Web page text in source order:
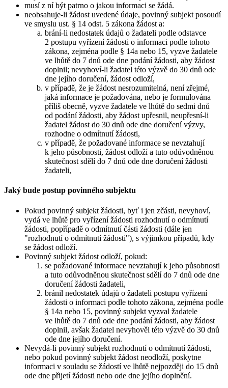
musí z ní být patrno o jakou informaci se žádá.
neobsahuje-li žádost uvedené údaje, povinný subjekt posoudí
ve smyslu ust. § 14 odst. 5 zákona žádost a:
brání-li nedostatek údajů o žadateli podle odstavce
2 postupu vyřízení žádosti o informaci podle tohoto
zákona, zejména podle § 14a nebo 15, vyzve žadatele
ve lhůtě do 7 dnů ode dne podání žádosti, aby žádost
doplnil; nevyhoví-li žadatel této výzvě do 30 dnů ode
dne jejího doručení, žádost odloží,
v případě, že je žádost nesrozumitelná, není zřejmé,
jaká informace je požadována, nebo je formulována
příliš obecně, vyzve žadatele ve lhůtě do sedmi dnů
od podání žádosti, aby žádost upřesnil, neupřesní-li
žadatel žádost do 30 dnů ode dne doručení výzvy,
rozhodne o odmítnutí žádosti,
v případě, že požadované informace se nevztahují
k jeho působnosti, žádost odloží a tuto odůvodněnou
skutečnost sdělí do 7 dnů ode dne doručení žádosti
žadateli,
Jaký bude postup povinného subjektu
Pokud povinný subjekt žádosti, byť i jen zčásti, nevyhoví,
vydá ve lhůtě pro vyřízení žádosti rozhodnutí o odmítnutí
žádosti, popřípadě o odmítnutí části žádosti (dále jen
"rozhodnutí o odmítnutí žádosti"), s výjimkou případů, kdy
se žádost odloží.
Povinný subjekt žádost odloží, pokud:
se požadované informace nevztahují k jeho působnosti
a tuto odůvodněnou skutečnost sdělí do 7 dnů ode dne
doručení žádosti žadateli,
bránil nedostatek údajů o žadateli postupu vyřízení
žádosti o informaci podle tohoto zákona, zejména podle
§ 14a nebo 15, povinný subjekt vyzval žadatele
ve lhůtě do 7 dnů ode dne podání žádosti, aby žádost
doplnil, avšak žadatel nevyhověl této výzvě do 30 dnů
ode dne jejího doručení.
Nevydá-li povinný subjekt rozhodnutí o odmítnutí žádosti,
nebo pokud povinný subjekt žádost neodloží, poskytne
informaci v souladu se žádostí ve lhůtě nejpozději do 15 dnů
ode dne přijetí žádosti nebo ode dne jejího doplnění.